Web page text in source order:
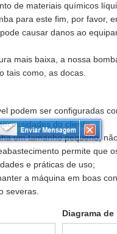
de materiais químicos
para este fim, por favor,
causar danos ao
mais baixa, a nossa
tais como, as docas.
podem ser configuradas
do cliente;
um tamanho pequeno,
permite que
e práticas de uso;
a máquina em boas
severas.
Diagrama